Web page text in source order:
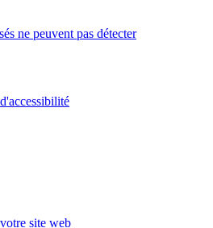
ne peuvent pas détecter
site web